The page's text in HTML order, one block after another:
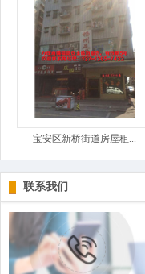
宝安区新桥街道房屋租...
联系我们